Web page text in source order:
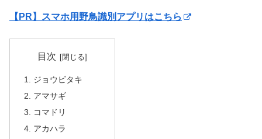
【PR】スマホ用野鳥識別アプリはこちら
目次
ジョウビタキ
アマサギ
コマドリ
アカハラ